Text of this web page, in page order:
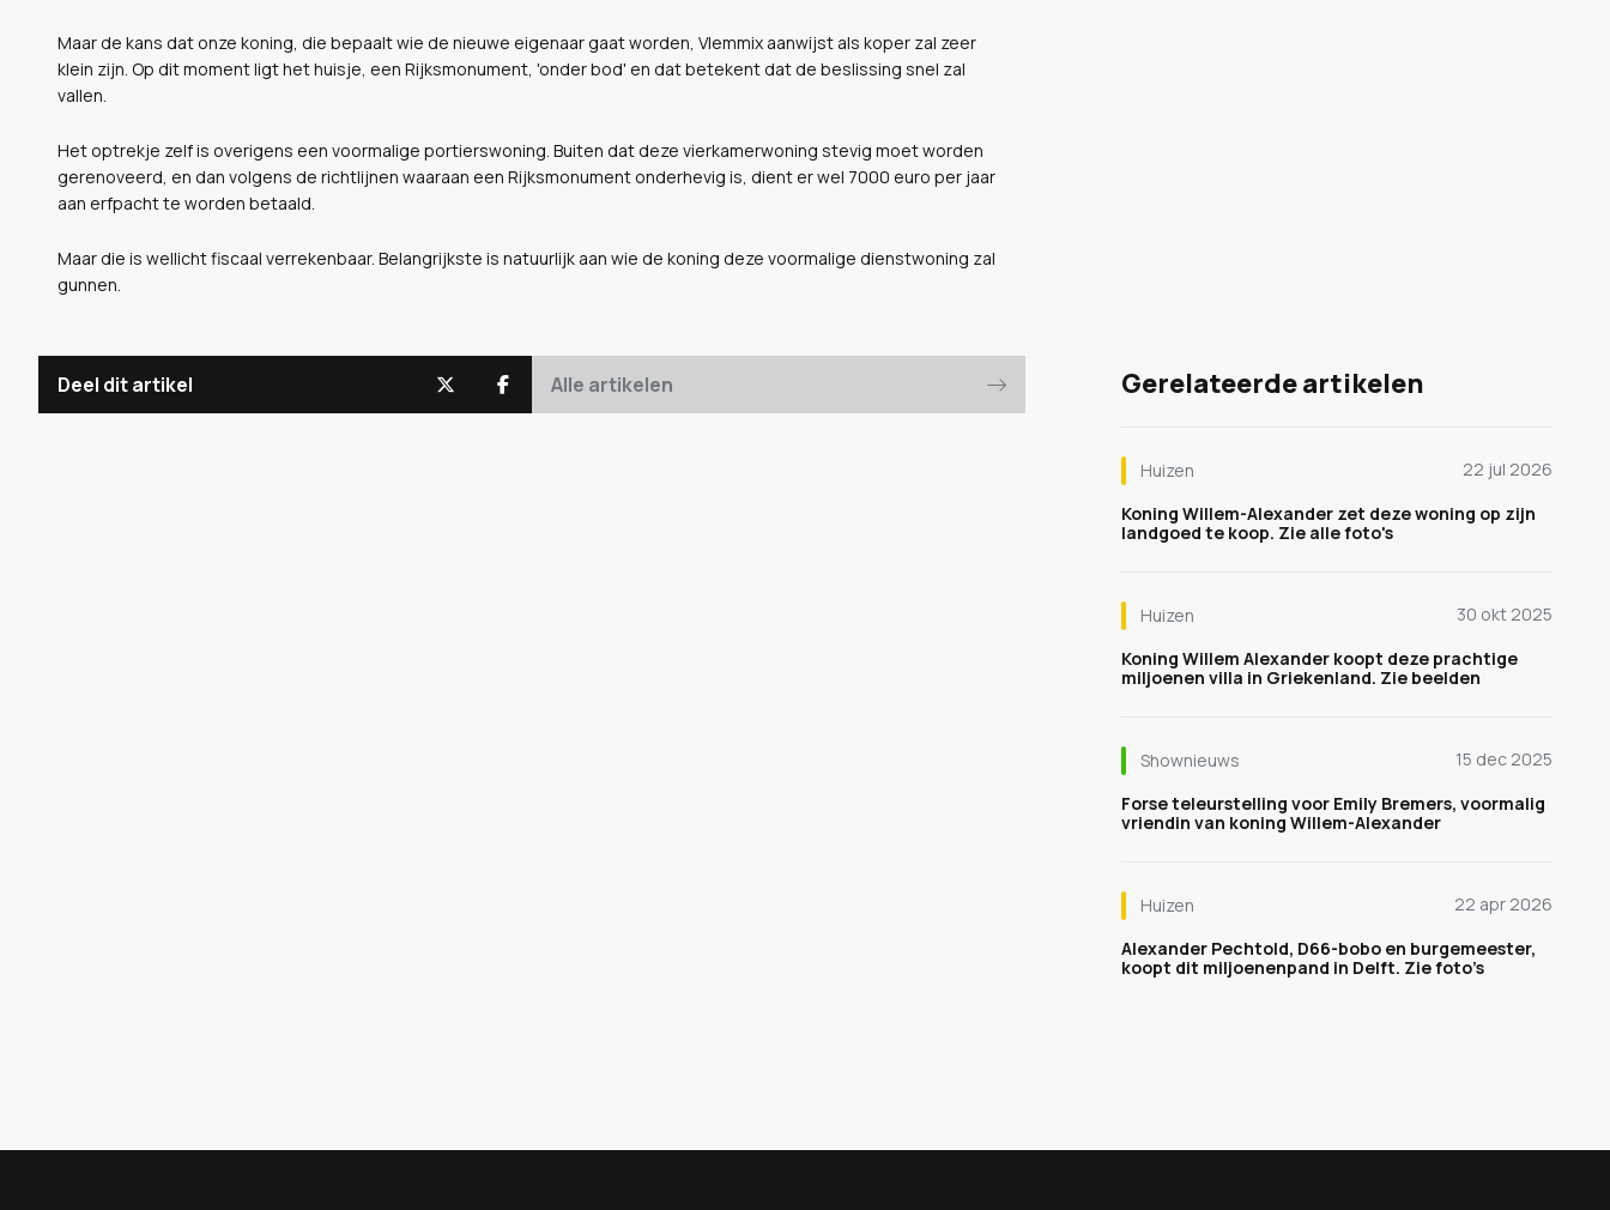
Maar de kans dat onze koning, die bepaalt wie de nieuwe eigenaar gaat worden, Vlemmix aanwijst als koper zal zeer
klein zijn. Op dit moment ligt het huisje, een Rijksmonument, 'onder bod' en dat betekent dat de beslissing snel zal
vallen.
Het optrekje zelf is overigens een voormalige portierswoning. Buiten dat deze vierkamerwoning stevig moet worden
gerenoveerd, en dan volgens de richtlijnen waaraan een Rijksmonument onderhevig is, dient er wel 7000 euro per jaar
aan erfpacht te worden betaald.
Maar die is wellicht fiscaal verrekenbaar. Belangrijkste is natuurlijk aan wie de koning deze voormalige dienstwoning zal
gunnen.
Deel dit artikel Alle artikelen Gerelateerde artikelen
Huizen
22 jul 2026
Koning Willem-Alexander zet deze woning op zijn
landgoed te koop. Zie alle foto's
Huizen
30 okt 2025
Koning Willem Alexander koopt deze prachtige
miljoenen villa in Griekenland. Zie beelden
Shownieuws
15 dec 2025
Forse teleurstelling voor Emily Bremers, voormalig
vriendin van koning Willem-Alexander
Huizen
22 apr 2026
Alexander Pechtold, D66-bobo en burgemeester,
koopt dit miljoenenpand in Delft. Zie foto’s